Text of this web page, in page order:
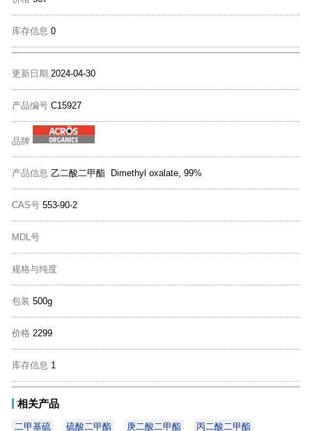
库存信息 0
更新日期 2024-04-30
产品编号 C15927
品牌
产品信息 乙二酸二甲酯 Dimethyl oxalate, 99%
CAS号 553-90-2
MDL号
规格与纯度
包装 500g
价格 2299
库存信息 1
相关产品
二甲基硫 硫酸二甲酯 庚二酸二甲酯 丙二酸二甲酯